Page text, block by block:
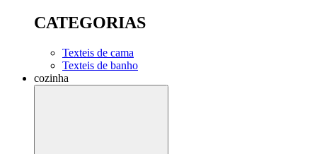
CATEGORIAS
Texteis de cama
Texteis de banho
cozinha